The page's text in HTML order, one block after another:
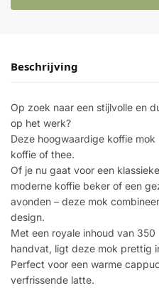
Beschrijving
Op zoek naar een stijlvolle en
op het werk?
Deze hoogwaardige koffie
koffie of thee.
Of je nu gaat voor een
moderne koffie beker of een
avonden – deze mok
design.
Met een royale inhoud van 350
handvat, ligt deze mok prettig
Perfect voor een warme
verfrissende latte.